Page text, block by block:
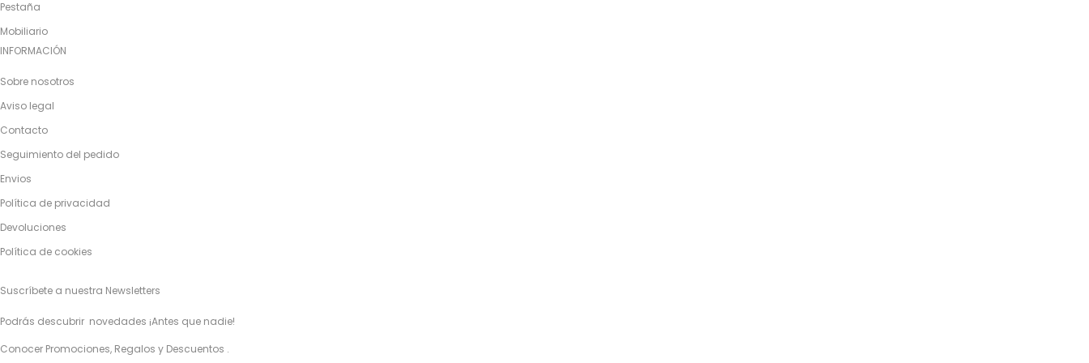
Pestaña
Mobiliario
INFORMACIÓN
Sobre nosotros
Aviso legal
Contacto
Seguimiento del pedido
Envios
Política de privacidad
Devoluciones
Política de cookies
Suscríbete a nuestra Newsletters
Podrás descubrir novedades ¡Antes que nadie!
Conocer Promociones, Regalos y Descuentos .